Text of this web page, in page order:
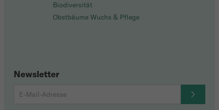
Biodiversität
Obstbäume Wuchs & Pflege
Newsletter